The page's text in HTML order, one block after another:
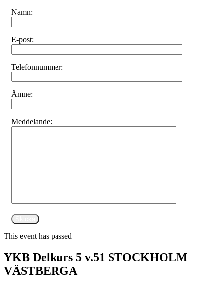
Namn:
E-post:
Telefonnummer:
Ämne:
Meddelande:
This event has passed
YKB Delkurs 5 v.51 STOCKHOLM
VÄSTBERGA